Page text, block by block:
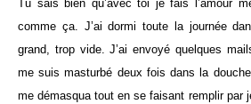
Tu sais bien qu’avec toi je fais l’amour
comme ça. J’ai dormi toute la journée
grand, trop vide. J’ai envoyé quelques
me suis masturbé deux fois dans la
me démasqua tout en se faisant remplir par